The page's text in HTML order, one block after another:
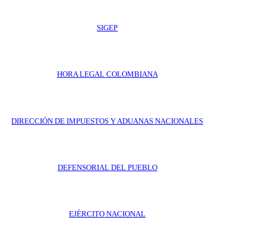
SIGEP
HORA LEGAL COLOMBIANA
DIRECCIÓN DE IMPUESTOS Y ADUANAS NACIONALES
DEFENSORIAL DEL PUEBLO
EJÉRCITO NACIONAL